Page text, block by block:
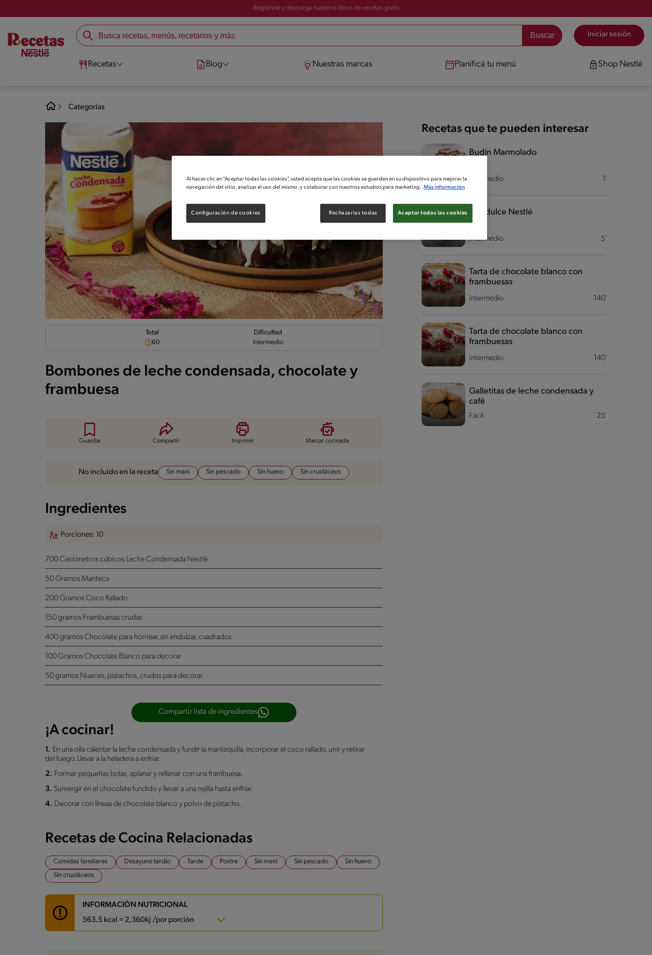
Registrate y descarga nuestros libros de recetas gratis
Iniciar sesión
Recetas Blog Nuestras marcas Planificá tu menú Shop Nestlé
Categorías
Total
60
Dificultad
Intermedio
Bombones de leche condensada, chocolate y
frambuesa
Guardar Compartir Imprimir Marcar cocinada
No incluido en la receta Sin maní Sin pescado Sin huevo Sin crustáceos
Ingredientes
Porciones: 10
700 Centimetros cúbicos Leche Condensada Nestlé
50 Gramos Manteca
200 Gramos Coco Rallado
150 gramos Frambuesas crudas
400 gramos Chocolate para hornear, sin endulzar, cuadrados
100 Gramos Chocolate Blanco para decorar
50 gramos Nueces, pistachos, crudos para decorar
Compartir lista de ingredientes
¡A cocinar!
1. En una olla calentar la leche condensada y fundir la mantequilla, incorporar el coco rallado, unir y retirar
del fuego. Llevar a la heladera a enfriar.
2. Formar pequeñas bolas, aplanar y rellenar con una frambuesa.
3. Sumergir en el chocolate fundido y llevar a una rejilla hasta enfriar.
4. Decorar con lineas de chocolate blanco y polvo de pistacho.
Recetas de Cocina Relacionadas
Comidas familiares Desayuno tardío Tarde Postre Sin maní Sin pescado
Sin huevo
Sin crustáceos
INFORMACIÓN NUTRICIONAL
563.5 kcal = 2,360kj /por porción
Recetas que te pueden interesar
Intermedio 1'
Budín Marmolado
Intermedio 5'
Pan dulce Nestlé
Intermedio 140'
Tarta de chocolate blanco con
frambuesas
Intermedio 140'
Tarta de chocolate blanco con
frambuesas
Fácil 25'
Galletitas de leche condensada y
café
Al hacer clic en “Aceptar todas las cookies”, usted acepta que las cookies se guarden en su dispositivo para mejorar la
navegación del sitio, analizar el uso del mismo, y colaborar con nuestros estudios para marketing. Más información
Rechazarlas todas Aceptar todas las cookies
Configuración de cookies